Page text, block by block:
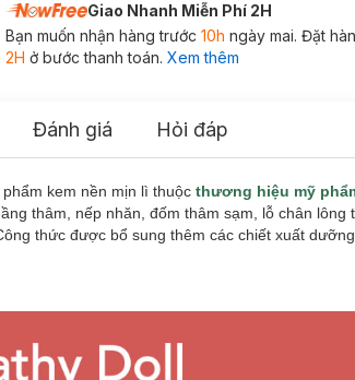
Giao Nhanh Miễn Phí 2H
Bạn muốn nhận hàng trước 10h ngày mai. Đặt
2H ở bước thanh toán. Xem thêm
Đánh giá Hỏi đáp
kem nền mịn lì thuộc thương hiệu mỹ
thâm, nếp nhăn, đốm thâm sạm, lỗ chân lông
thức được bổ sung thêm các chiết xuất